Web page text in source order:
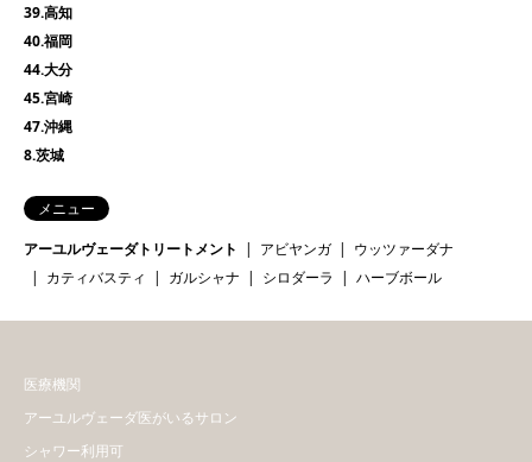
39.高知
40.福岡
44.大分
45.宮崎
47.沖縄
8.茨城
メニュー
アーユルヴェーダトリートメント
アビヤンガ
ウッツァーダナ
カティバスティ
ガルシャナ シロダーラ ハーブボール
医療機関
アーユルヴェーダ医がいるサロン
シャワー利用可